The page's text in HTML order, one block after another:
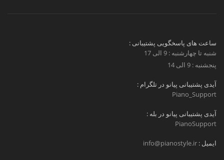
ساعت های پاسخگویی پشتیبانی :
شنبه تا چهارشنبه : 9 الی 17
پنجشنبه : 9 الی 14
آیدی پشتیبانی پیانو در تلگرام :
Piano_Support
آیدی پشتیبانی پیانو در بله :
PianoSupport
ایمیل : info@pianostyle.ir